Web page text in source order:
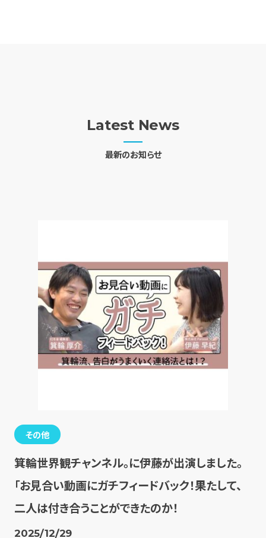
Latest News
最新のお知らせ
その他
箕輪世界観チャンネル。に伊藤が出演しました。
「お見合い動画にガチフィードバック！果たして、
二人は付き合うことができたのか！
2025/12/29